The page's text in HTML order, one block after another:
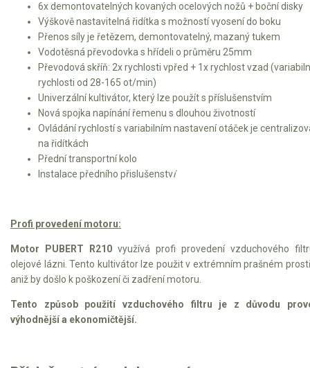
Elektrické tříkolky pro seniory
Elektrické tříkolky pracovní
Elektrické čtyřkolky
Náhradní díly
Náhradní díly pro motorové pily
Zahradní traktory
Řetězové pily
Náhradní díly pro sekačky
6x demontovatelných kovaných ocelových nožů + boční disky
Výškově nastavitelná řidítka s možností vyosení do boku
Přenos síly je řetězem, demontovatelný, mazaný tukem
Vodotěsná převodovka s hřídeli o průměru 25mm
Převodová skříň: 2x rychlosti vpřed + 1x rychlost vzad
rychlosti od 28-165 ot/min)
Univerzální kultivátor, který lze použít s příslušenstvím
Nová spojka napínání řemenu s dlouhou životností
Ovládání rychlostí s variabilním nastavení otáček je
na řidítkách
Přední transportní kolo
Instalace předního přislušenství
Profi provedení motoru:
Motor PUBERT R210 využívá profi provedení vzduchového
olejové lázni. Tento kultivátor lze použit v extrémním prašném
aniž by došlo k poškození či zadření motoru.
Tento způsob použití vzduchového filtru je z důvodu
výhodnější a ekonomičtější.